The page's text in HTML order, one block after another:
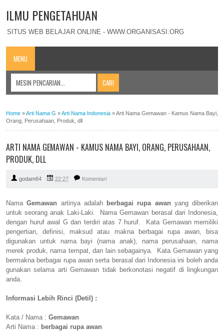
ILMU PENGETAHUAN
SITUS WEB BELAJAR ONLINE - WWW.ORGANISASI.ORG
MENU
Home »Arti Nama G »Arti Nama Indonesia »Arti Nama Gemawan - Kamus Nama Bayi,
Orang, Perusahaan, Produk, dll
ARTI NAMA GEMAWAN - KAMUS NAMA BAYI, ORANG, PERUSAHAAN,
PRODUK, DLL
godam64 22:27 Komentari
NamaGemawan artinya adalah berbagai rupa awan yang diberikan
untuk seorang anak Laki-Laki. Nama Gemawan berasal dari Indonesia,
dengan huruf awal G dan terdiri atas 7 huruf. Kata Gemawan memiliki
pengertian, definisi, maksud atau makna berbagai rupa awan, bisa
digunakan untuk nama bayi (nama anak), nama perusahaan, nama
merek produk, nama tempat, dan lain sebagainya. Kata Gemawan yang
bermakna berbagai rupa awan serta berasal dari Indonesia ini boleh anda
gunakan selama arti Gemawan tidak berkonotasi negatif di lingkungan
anda.
Informasi Lebih Rinci (Detil) :
Kata / Nama : Gemawan
Arti Nama : berbagai rupa awan